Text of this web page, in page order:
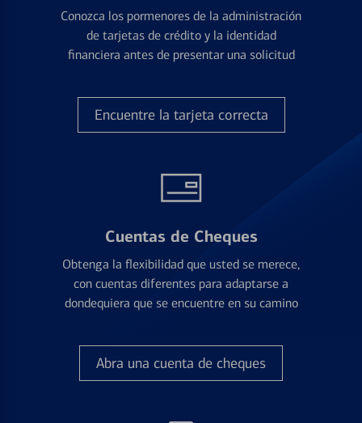
Conozca los pormenores de la administración
de tarjetas de crédito y la identidad
financiera antes de presentar una solicitud
Encuentre la tarjeta correcta
Cuentas de Cheques
Obtenga la flexibilidad que usted se merece,
con cuentas diferentes para adaptarse a
dondequiera que se encuentre en su camino
Abra una cuenta de cheques